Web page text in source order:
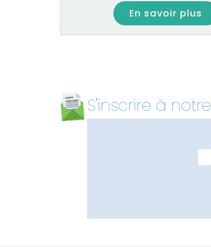
En savoir plus
S'inscrire à notre